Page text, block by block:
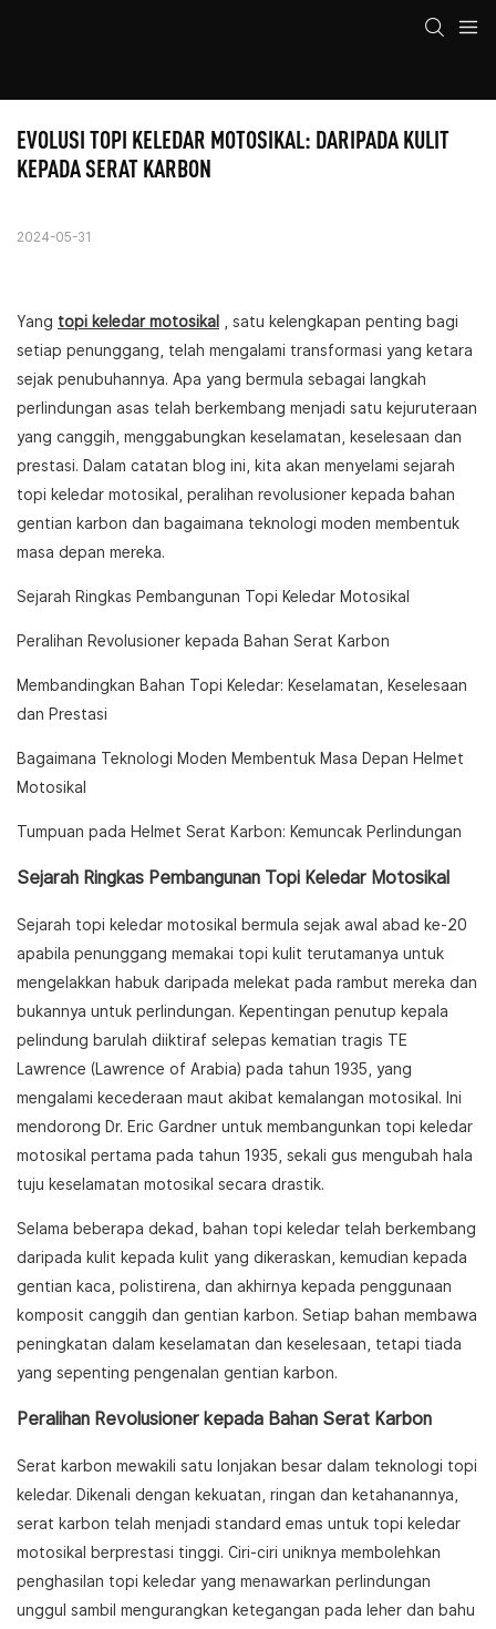
EVOLUSI TOPI KELEDAR MOTOSIKAL: DARIPADA KULIT
KEPADA SERAT KARBON
2024-05-31
Yang topi keledar motosikal , satu kelengkapan penting bagi
setiap penunggang, telah mengalami transformasi yang ketara
sejak penubuhannya. Apa yang bermula sebagai langkah
perlindungan asas telah berkembang menjadi satu kejuruteraan
yang canggih, menggabungkan keselamatan, keselesaan dan
prestasi. Dalam catatan blog ini, kita akan menyelami sejarah
topi keledar motosikal, peralihan revolusioner kepada bahan
gentian karbon dan bagaimana teknologi moden membentuk
masa depan mereka.
Sejarah Ringkas Pembangunan Topi Keledar Motosikal
Peralihan Revolusioner kepada Bahan Serat Karbon
Membandingkan Bahan Topi Keledar: Keselamatan, Keselesaan
dan Prestasi
Bagaimana Teknologi Moden Membentuk Masa Depan Helmet
Motosikal
Tumpuan pada Helmet Serat Karbon: Kemuncak Perlindungan
Sejarah Ringkas Pembangunan Topi Keledar Motosikal
Sejarah topi keledar motosikal bermula sejak awal abad ke-20
apabila penunggang memakai topi kulit terutamanya untuk
mengelakkan habuk daripada melekat pada rambut mereka dan
bukannya untuk perlindungan. Kepentingan penutup kepala
pelindung barulah diiktiraf selepas kematian tragis TE
Lawrence (Lawrence of Arabia) pada tahun 1935, yang
mengalami kecederaan maut akibat kemalangan motosikal. Ini
mendorong Dr. Eric Gardner untuk membangunkan topi keledar
motosikal pertama pada tahun 1935, sekali gus mengubah hala
tuju keselamatan motosikal secara drastik.
Selama beberapa dekad, bahan topi keledar telah berkembang
daripada kulit kepada kulit yang dikeraskan, kemudian kepada
gentian kaca, polistirena, dan akhirnya kepada penggunaan
komposit canggih dan gentian karbon. Setiap bahan membawa
peningkatan dalam keselamatan dan keselesaan, tetapi tiada
yang sepenting pengenalan gentian karbon.
Peralihan Revolusioner kepada Bahan Serat Karbon
Serat karbon mewakili satu lonjakan besar dalam teknologi topi
keledar. Dikenali dengan kekuatan, ringan dan ketahanannya,
serat karbon telah menjadi standard emas untuk topi keledar
motosikal berprestasi tinggi. Ciri-ciri uniknya membolehkan
penghasilan topi keledar yang menawarkan perlindungan
unggul sambil mengurangkan ketegangan pada leher dan bahu